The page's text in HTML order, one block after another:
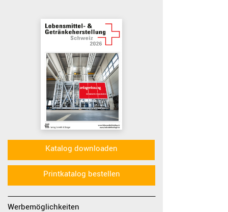
Katalog downloaden
Printkatalog bestellen
Werbemöglichkeiten